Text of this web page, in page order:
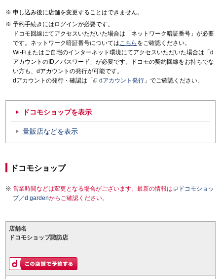
申し込み後に店舗を変更することはできません。
予約手続きにはログインが必要です。
ドコモ回線にてアクセスいただいた場合は「ネットワーク暗証番号」が必要
です。ネットワーク暗証番号についてはこちら をご確認ください。
Wi-Fiまたはご自宅のインターネット環境にてアクセスいただいた場合は「d
アカウントのID／パスワード」が必要です。ドコモの契約回線をお持ちでな
い方も、dアカウントの発行が可能です。
dアカウントの発行・確認は「
dアカウント発行 」でご確認ください。
ドコモショップを表示
量販店などを表示
ドコモショップ
営業時間などは変更となる場合がございます。最新の情報は
ドコモショッ
プ／d gardenからご確認ください。
店舗名
ドコモショップ諏訪店